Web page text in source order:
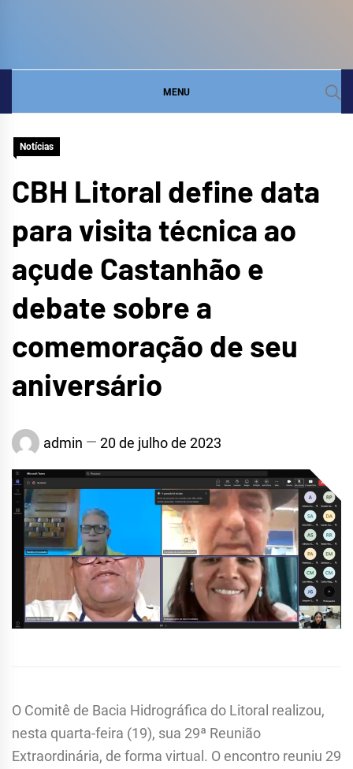
HIDROGRÁFICA DO
MENU
Notícias
CBH Litoral define data
para visita técnica ao
açude Castanhão e
debate sobre a
comemoração de seu
aniversário
admin 20 de julho de 2023
O Comitê de Bacia Hidrográfica do Litoral realizou,
nesta quarta-feira (19), sua 29ª Reunião
Extraordinária, de forma virtual. O encontro reuniu 29